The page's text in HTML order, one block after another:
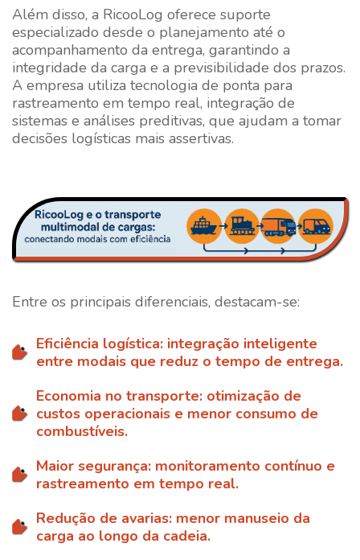
Além disso, a RicooLog oferece suporte
especializado desde o planejamento até o
acompanhamento da entrega, garantindo a
integridade da carga e a previsibilidade dos prazos.
A empresa utiliza tecnologia de ponta para
rastreamento em tempo real, integração de
sistemas e análises preditivas, que ajudam a tomar
decisões logísticas mais assertivas.
Entre os principais diferenciais, destacam-se:
Eficiência logística: integração inteligente
entre modais que reduz o tempo de entrega.
Economia no transporte: otimização de
custos operacionais e menor consumo de
combustíveis.
Maior segurança: monitoramento contínuo e
rastreamento em tempo real.
Redução de avarias: menor manuseio da
carga ao longo da cadeia.